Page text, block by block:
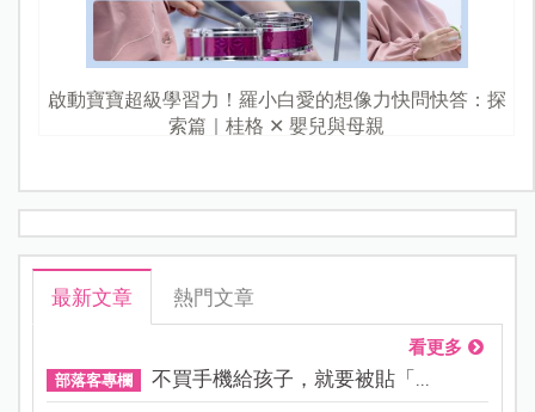
啟動寶寶超級學習力！羅小白愛的想像力快問快答：探
索篇｜桂格 ✕ 嬰兒與母親
最新文章 熱門文章
看更多
部落客專欄 不買手機給孩子，就要被貼「...